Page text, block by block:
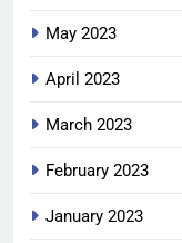
May 2023
April 2023
March 2023
February 2023
January 2023